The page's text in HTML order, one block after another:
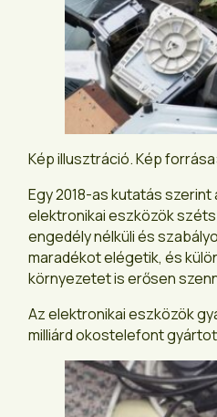
Kép illusztráció. Kép
Egy 2018-as kutatás
elektronikai eszközök
engedély nélküli és
maradékot elégetik, és
környezetet is erősen
Az elektronikai eszközök
milliárd okostelefont